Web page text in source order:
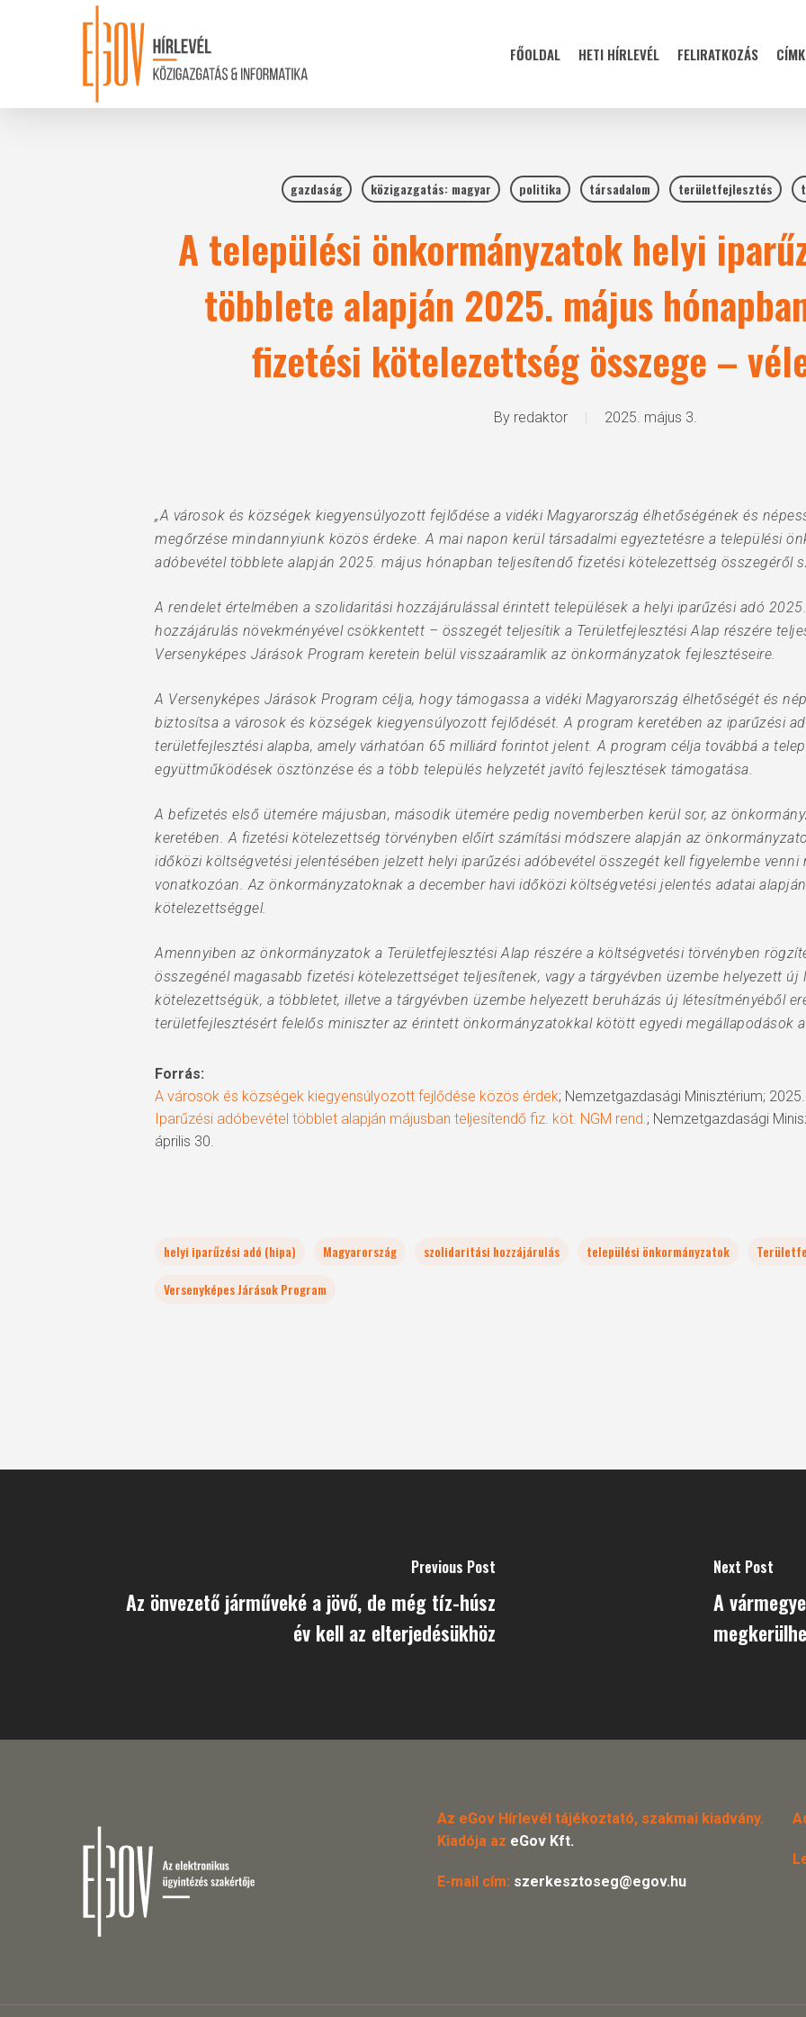
FŐOLDAL HETI HÍRLEVÉL FELIRATKOZÁS
gazdaság közigazgatás: magyar politika társadalom területfejlesztés
A települési önkormányzatok helyi
többlete alapján 2025. május
fizetési kötelezettség összege –
By redaktor 2025. május 3.
„A városok és községek kiegyensúlyozott fejlődése a vidéki Magyarország élhetőségének és
megőrzése mindannyiunk közös érdeke. A mai napon kerül társadalmi egyeztetésre a települési
adóbevétel többlete alapján 2025. május hónapban teljesítendő fizetési kötelezettség összegéről
A rendelet értelmében a szolidaritási hozzájárulással érintett települések a helyi iparűzési adó
hozzájárulás növekményével csökkentett – összegét teljesítik a Területfejlesztési Alap részére
Versenyképes Járások Program keretein belül visszaáramlik az önkormányzatok fejlesztéseire.
A Versenyképes Járások Program célja, hogy támogassa a vidéki Magyarország élhetőségét és
biztosítsa a városok és községek kiegyensúlyozott fejlődését. A program keretében az iparűzési
területfejlesztési alapba, amely várhatóan 65 milliárd forintot jelent. A program célja továbbá a
együttműködések ösztönzése és a több település helyzetét javító fejlesztések támogatása.
A befizetés első ütemére májusban, második ütemére pedig novemberben kerül sor, az
keretében. A fizetési kötelezettség törvényben előírt számítási módszere alapján az
időközi költségvetési jelentésében jelzett helyi iparűzési adóbevétel összegét kell figyelembe
vonatkozóan. Az önkormányzatoknak a december havi időközi költségvetési jelentés adatai
kötelezettséggel.
Amennyiben az önkormányzatok a Területfejlesztési Alap részére a költségvetési törvényben
összegénél magasabb fizetési kötelezettséget teljesítenek, vagy a tárgyévben üzembe helyezett
kötelezettségük, a többletet, illetve a tárgyévben üzembe helyezett beruházás új létesítményéből
területfejlesztésért felelős miniszter az érintett önkormányzatokkal kötött egyedi megállapodások
Forrás:
A városok és községek kiegyensúlyozott fejlődése közös érdek; Nemzetgazdasági Minisztérium;
Iparűzési adóbevétel többlet alapján májusban teljesítendő fiz. köt. NGM rend.; Nemzetgazdasági
április 30.
helyi iparűzési adó (hipa) Magyarország szolidaritási hozzájárulás települési önkormányzatok
Versenyképes Járások Program
Previous Post
Az önvezető járműveké a jövő, de még tíz-húsz
év kell az elterjedésükhöz
Next Post
A
Az eGov Hírlevél tájékoztató, szakmai kiadvány.
Kiadója az eGov Kft.
E-mail cím: szerkesztoseg@egov.hu